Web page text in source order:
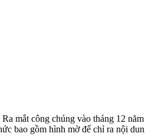
mắt công chúng vào tháng 12
bao gồm hình mờ để chỉ ra nội